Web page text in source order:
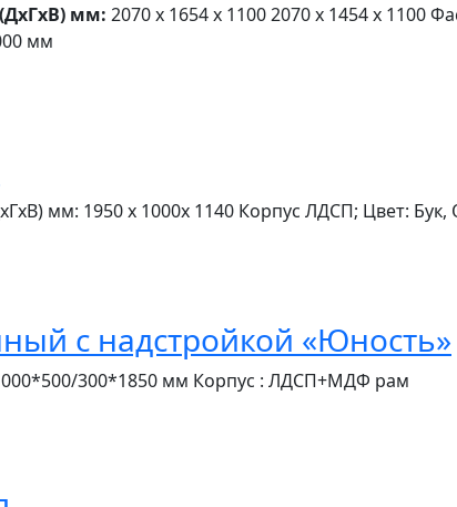
мм: 2070 x 1654 x 1100 2070 x 1454 x 1100
мм
мм: 1950 x 1000x 1140 Корпус ЛДСП; Цвет:
с надстройкой «Юность»
300*1850 мм Корпус : ЛДСП+МДФ рам